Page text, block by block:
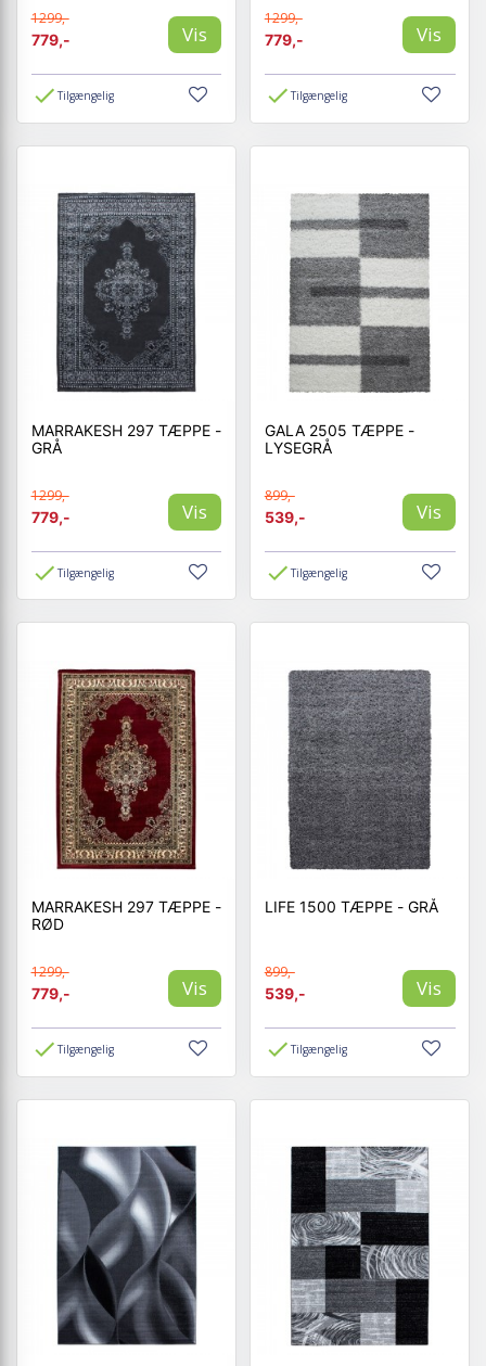
1299,-
779,-
Vis
Tilgængelig
1299,-
779,-
Vis
Tilgængelig
MARRAKESH 297 TÆPPE -
GRÅ
1299,-
779,-
Vis
Tilgængelig
GALA 2505 TÆPPE -
LYSEGRÅ
899,-
539,-
Vis
Tilgængelig
MARRAKESH 297 TÆPPE -
RØD
1299,-
779,-
Vis
Tilgængelig
LIFE 1500 TÆPPE - GRÅ
899,-
539,-
Vis
Tilgængelig